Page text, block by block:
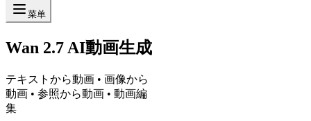
菜单
Wan 2.7 AI動画生成
テキストから動画 • 画像から
動画 • 参照から動画 • 動画編
集